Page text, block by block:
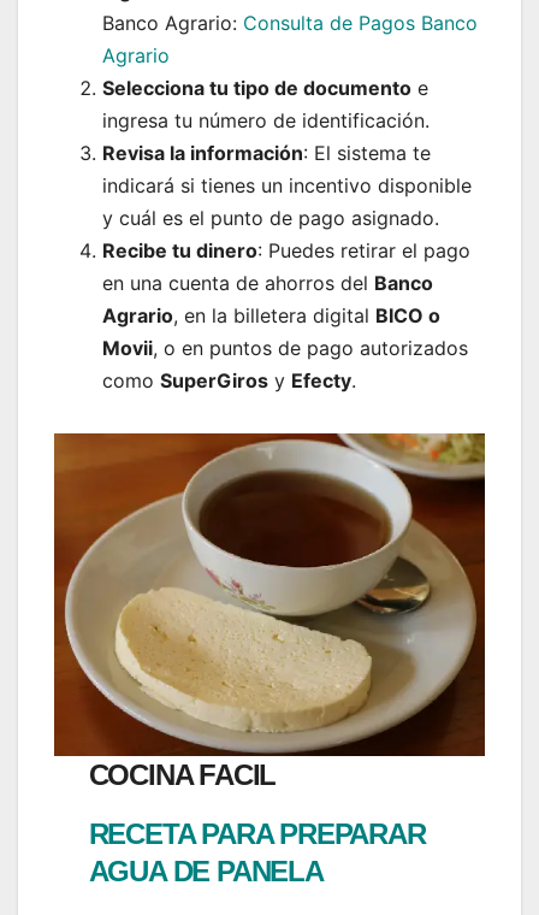
Banco Agrario: Consulta de Pagos Banco
Agrario
Selecciona tu tipo de documento e
ingresa tu número de identificación.
Revisa la información: El sistema te
indicará si tienes un incentivo disponible
y cuál es el punto de pago asignado.
Recibe tu dinero: Puedes retirar el pago
en una cuenta de ahorros del Banco
Agrario, en la billetera digital BICO o
Movii, o en puntos de pago autorizados
como SuperGiros y Efecty.
COCINA FACIL
RECETA PARA PREPARAR
AGUA DE PANELA